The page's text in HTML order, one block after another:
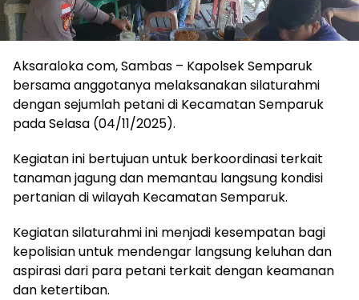
Aksaraloka com, Sambas – Kapolsek Semparuk
bersama anggotanya melaksanakan silaturahmi
dengan sejumlah petani di Kecamatan Semparuk
pada Selasa (04/11/2025).
Kegiatan ini bertujuan untuk berkoordinasi terkait
tanaman jagung dan memantau langsung kondisi
pertanian di wilayah Kecamatan Semparuk.
Kegiatan silaturahmi ini menjadi kesempatan bagi
kepolisian untuk mendengar langsung keluhan dan
aspirasi dari para petani terkait dengan keamanan
dan ketertiban.